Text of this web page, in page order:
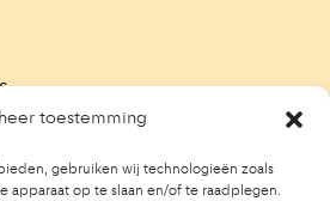
toestemming
gebruiken wij technologieën zoals
apparaat op te slaan en/of te raadplegen.
op school